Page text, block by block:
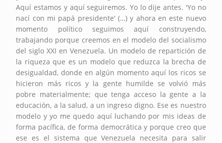
Aquí estamos y aquí seguiremos. Yo lo dije antes. 'Yo no
nací con mi papá presidente' (…) y ahora en este nuevo
momento político seguimos aquí construyendo,
trabajando porque creemos en el modelo del socialismo
del siglo XXI en Venezuela. Un modelo de repartición de
la riqueza que es un modelo que reduzca la brecha de
desigualdad, donde en algún momento aquí los ricos se
hicieron más ricos y la gente humilde se volvió más
pobre materialmente; que tenga acceso la gente a la
educación, a la salud, a un ingreso digno. Ese es nuestro
modelo y yo me quedo aquí luchando por mis ideas de
forma pacífica, de forma democrática y porque creo que
ese es el sistema que Venezuela necesita para salir